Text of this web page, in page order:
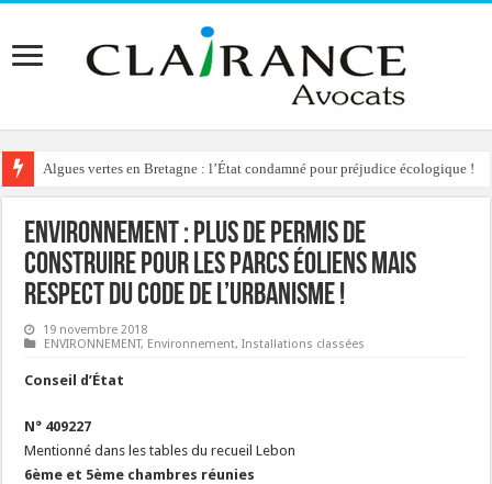
Algues vertes en Bretagne : l’État condamné pour préjudice écologique !
Environnement : plus de permis de
construire pour les parcs éoliens mais
respect du code de l’urbanisme !
19 novembre 2018
ENVIRONNEMENT, Environnement,Installations classées
Conseil d’État
N° 409227
Mentionné dans les tables du recueil Lebon
6ème et 5ème chambres réunies